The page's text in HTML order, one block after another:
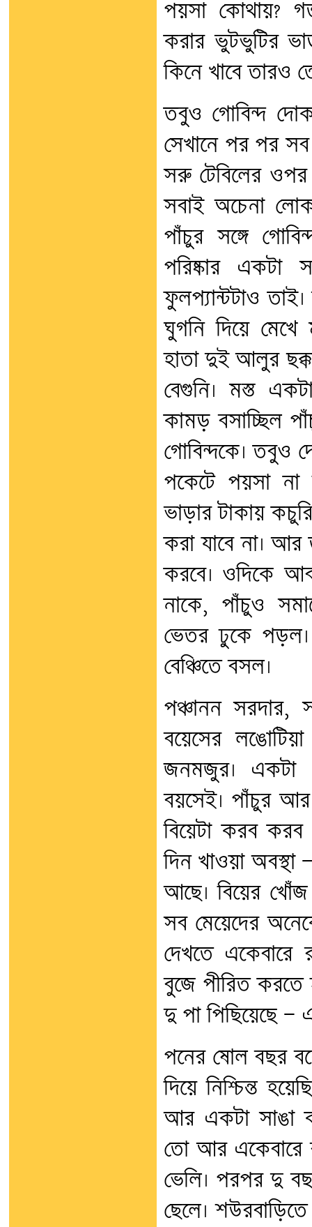
পয়সা কোথায়?
করার ভুটভুটির
কিনে খাবে তারও
তবুও গোবিন্দ
সেখানে পর পর সব
সরু টেবিলের ওপর
সবাই অচেনা
পাঁচুর সঙ্গে
পরিষ্কার
ফুলপ্যান্টটাও
ঘুগনি দিয়ে
হাতা দুই আলুর
বেগুনি। মস্ত
কামড় বসাচ্ছিল
গোবিন্দকে। তবুও
পকেটে পয়সা না
ভাড়ার টাকায়
করা যাবে না। আর
করবে। ওদিকে
নাকে, পাঁচুও
ভেতর ঢুকে পড়ল।
বেঞ্চিতে বসল।
পঞ্চানন সরদার,
বয়েসের
জনমজুর। একটা
বয়সেই। পাঁচুর আর
বিয়েটা করব
দিন খাওয়া
আছে। বিয়ের
সব মেয়েদের
দেখতে একেবারে
বুজে পীরিত
দু পা পিছিয়েছে —
পনের ষোল বছর
দিয়ে নিশ্চিন্ত
আর একটা সাঙা
তো আর একেবারে
ভেলি। পরপর দু
ছেলে।